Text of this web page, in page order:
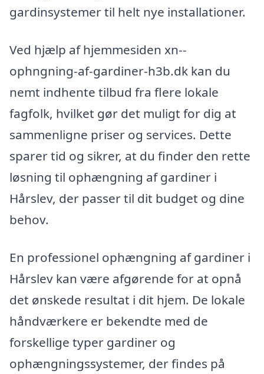
gardinsystemer til helt nye installationer.
Ved hjælp af hjemmesiden xn--
ophngning-af-gardiner-h3b.dk kan du
nemt indhente tilbud fra flere lokale
fagfolk, hvilket gør det muligt for dig at
sammenligne priser og services. Dette
sparer tid og sikrer, at du finder den rette
løsning til ophængning af gardiner i
Hårslev, der passer til dit budget og dine
behov.
En professionel ophængning af gardiner i
Hårslev kan være afgørende for at opnå
det ønskede resultat i dit hjem. De lokale
håndværkere er bekendte med de
forskellige typer gardiner og
ophængningssystemer, der findes på